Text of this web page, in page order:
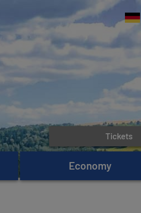
Economy
Tickets